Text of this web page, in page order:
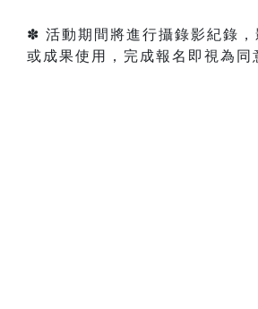
✽ 活動期間將進行攝錄影紀錄，
或成果使用，完成報名即視為同